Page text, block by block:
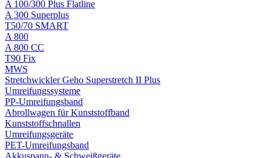
A 100/300 Plus Flatline
A 300 Superplus
T50/70 SMART
A 800
A 800 CC
T90 Fix
MWS
Stretchwickler Geho Superstretch II Plus
Umreifungssysteme
PP-Umreifungsband
Abrollwagen für Kunststoffband
Kunststoffschnallen
Umreifungsgeräte
PET-Umreifungsband
Akkuspann- & Schweißgeräte